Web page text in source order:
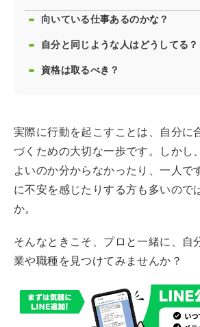
向いている仕事あるのかな？
自分と同じような人はどうしてる？
資格は取るべき？
実際に行動を起こすことは、自分に
づくための大切な一歩です。しかし
よいのか分からなかったり、一人で
に不安を感じたりする方も多いので
か。
そんなときこそ、プロと一緒に、自
業や職種を見つけてみませんか？